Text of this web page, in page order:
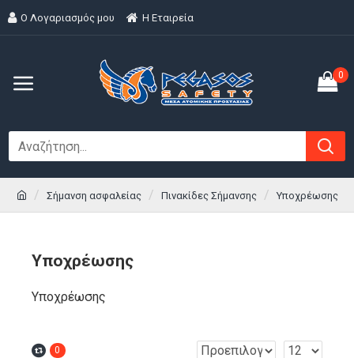
Ο Λογαριασμός μου H Εταιρεία
0
Σήμανση ασφαλείας Πινακίδες Σήμανσης Υποχρέωσης
Υποχρέωσης
Υποχρέωσης
0